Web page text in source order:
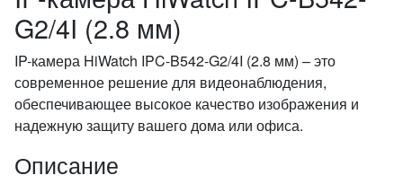
G2/4I (2.8 мм)
IP-камера HiWatch IPC-B542-G2/4I (2.8 мм) – это
современное решение для видеонаблюдения,
обеспечивающее высокое качество изображения и
надежную защиту вашего дома или офиса.
Описание